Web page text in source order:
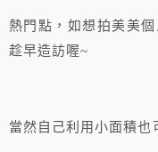
熱門點，如想拍美美
趁早造訪喔~
當然自己利用小面積也